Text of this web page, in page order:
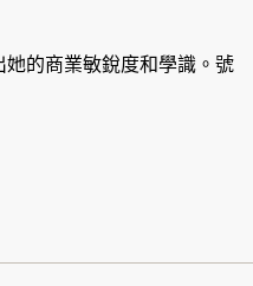
的商業敏銳度和學識。號